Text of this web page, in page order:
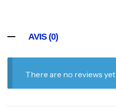
AVIS (0)
There are no reviews yet.